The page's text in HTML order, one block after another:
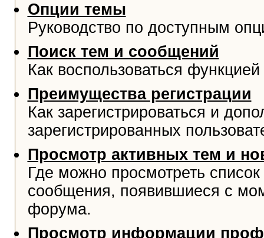
Опции темы
Руководство по доступным
Поиск тем и сообщений
Как воспользоваться
Преимущества регистрации
Как зарегистрироваться и
зарегистрированных
Просмотр активных тем и
Где можно просмотреть
сообщения, появившиеся с
форума.
Просмотр информации